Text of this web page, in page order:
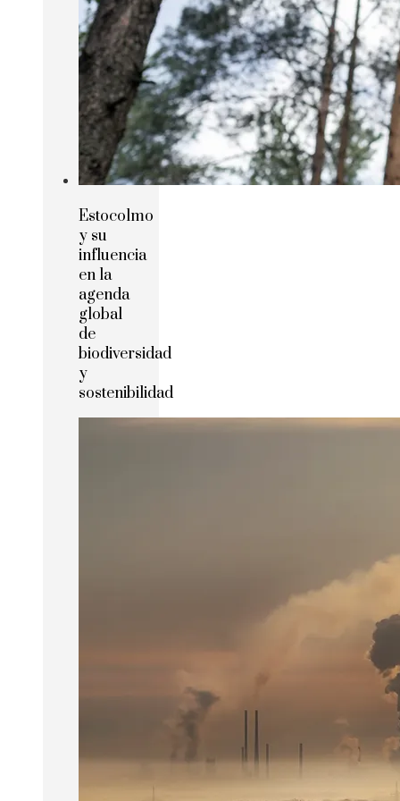
Estocolmo
y su
influencia
en la
agenda
global
de
biodiversidad
y
sostenibilidad